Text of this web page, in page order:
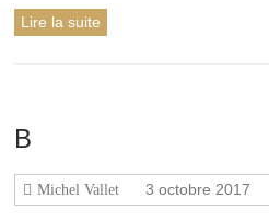
les
mystères
l'histoire
l'abbé
Saunière
Lire la suite
B
Michel Vallet 3 octobre 2017